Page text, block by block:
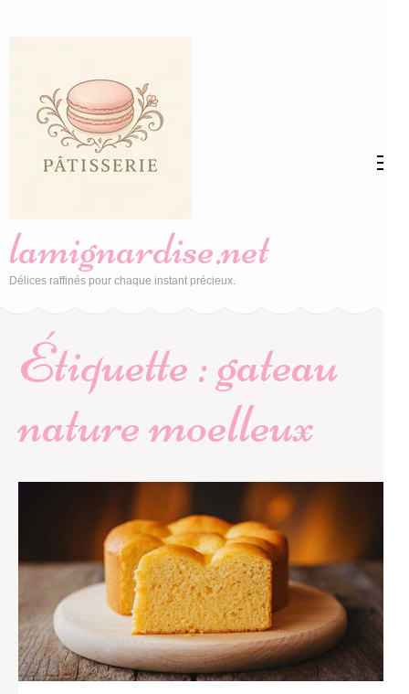
(Pressez
Entrée)
lamignardise.net
Délices raffinés pour chaque instant précieux.
Étiquette :gateau
nature moelleux